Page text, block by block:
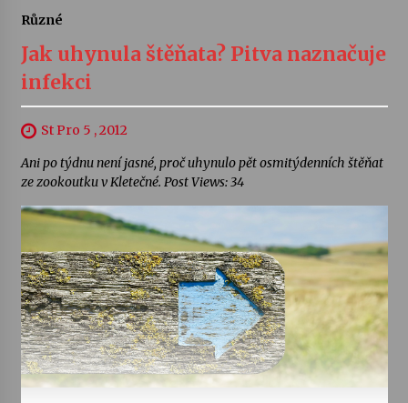
Různé
Jak uhynula štěňata? Pitva naznačuje
infekci
St Pro 5 , 2012
Ani po týdnu není jasné, proč uhynulo pět osmitýdenních štěňat
ze zookoutku v Kletečné. Post Views: 34